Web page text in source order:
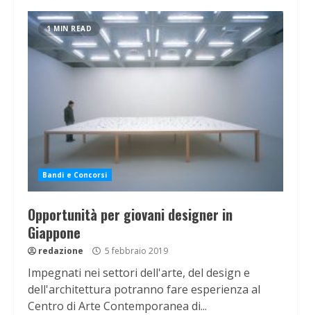
1 MIN READ
Bandi e Concorsi
Opportunità per giovani designer in
Giappone
redazione 5 febbraio 2019
Impegnati nei settori dell'arte, del design e
dell'architettura potranno fare esperienza al
Centro di Arte Contemporanea di...